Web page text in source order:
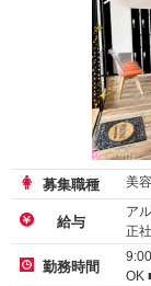
募集職種 美
給与
ア
正
勤務時間
9:00〜
OK